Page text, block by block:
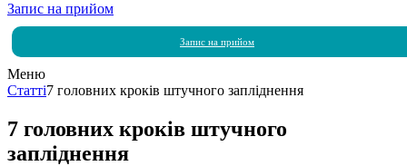
Запис на прийом
Запис на прийом
Меню
Статті7 головних кроків штучного запліднення
7 головних кроків штучного
запліднення